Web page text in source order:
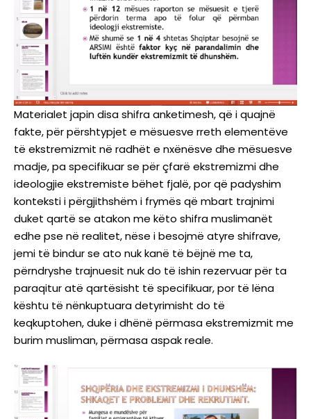
Materialet japin disa shifra anketimesh, që i quajnë
fakte, për përshtypjet e mësuesve rreth elementëve
të ekstremizmit në radhët e nxënësve dhe mësuesve
madje, pa specifikuar se për çfarë ekstremizmi dhe
ideologjie ekstremiste bëhet fjalë, por që padyshim
konteksti i përgjithshëm i frymës që mbart trajnimi
duket qartë se atakon me këto shifra muslimanët
edhe pse në realitet, nëse i besojmë atyre shifrave,
jemi të bindur se ato nuk kanë të bëjnë me ta,
përndryshe trajnuesit nuk do të ishin rezervuar për ta
paraqitur atë qartësisht të specifikuar, por të lëna
kështu të nënkuptuara detyrimisht do të
keqkuptohen, duke i dhënë përmasa ekstremizmit me
burim musliman, përmasa aspak reale.